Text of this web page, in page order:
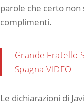
parole che certo
complimenti.
Grande Fratello
Spagna VIDEO
Le dichiarazioni di